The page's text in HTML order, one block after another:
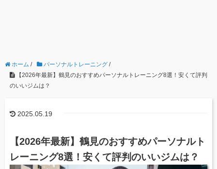
ホーム / パーソナルトレーニング /
【2026年最新】鶴見のおすすめパーソナルトレーニング8選！安くて評判
のいいジムは？
2025.05.19
【2026年最新】鶴見のおすすめパーソナルト
レーニング8選！安くて評判のいいジムは？